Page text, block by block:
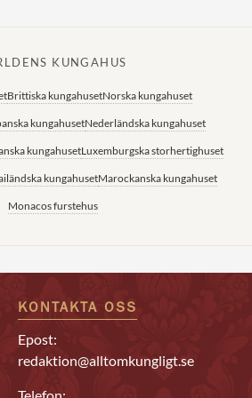
KUNGAHUS
Brittiska kungahusetNorska kungahuset
kungahusetNederländska kungahuset
kungahusetLuxemburgska storhertighuset
kungahusetMarockanska kungahuset
Monacos furstehus
KONTAKTA OSS
Epost:
redaktion@alltomkungligt.se